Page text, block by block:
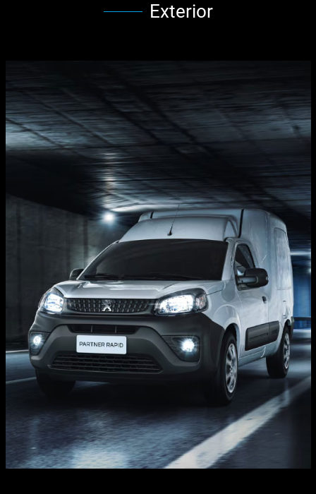
Exterior